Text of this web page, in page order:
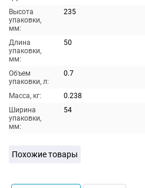
Высота
упаковки,
мм:
235
Длина
упаковки,
мм:
50
Объем
упаковки, л:
0.7
Масса, кг:
0.238
Ширина
упаковки,
мм:
54
Похожие товары